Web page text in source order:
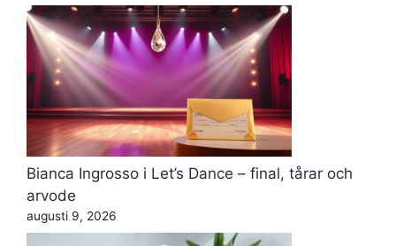
Bianca Ingrosso i Let’s Dance – final, tårar och
arvode
augusti 9, 2026